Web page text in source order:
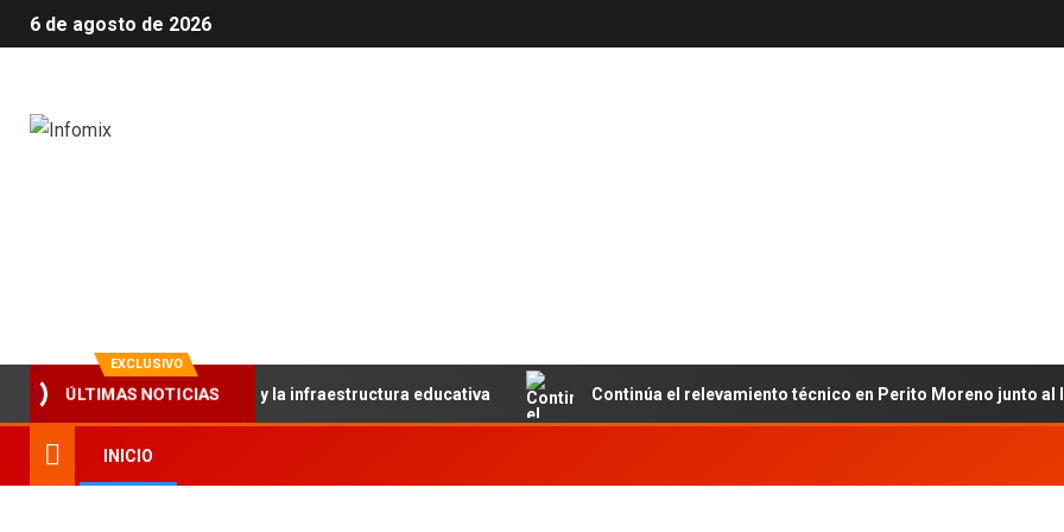
6 de agosto de 2026
EXCLUSIVO
ÚLTIMAS NOTICIAS
el trabajo articulado y la infraestructura educativa Continúa el relevamiento técnico en Perito Moreno junto al INET y
INICIO